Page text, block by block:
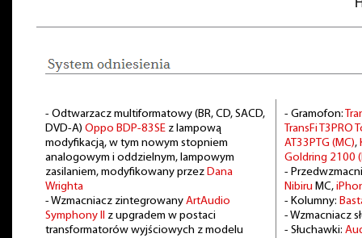
- Odtwarzacz multiformatowy (BR, CD, SACD,
DVD-A) Oppo BDP-83SEz lampową
modyfikacją, w tym nowym stopniem
analogowym i oddzielnym, lampowym
zasilaniem, modyfikowany przez Dana
Wrighta
- Wzmacniacz zintegrowany ArtAudio
Symphony II z upgradem w postaci
transformatorów wyjściowych z modelu
- Gramofon:
TransFi T3PRO
AT33PTG (MC),
Goldring 2100
-
NibiruMC,
- Kolumny:
- Wzmacniacz
- Słuchawki: